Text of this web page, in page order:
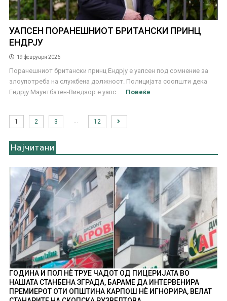
УАПСЕН ПОРАНЕШНИОТ БРИТАНСКИ ПРИНЦ
ЕНДРЈУ
19 февруари 2026
Поранешниот британски принц Ендрју е уапсен под сомнение за
злоупотреба на службена должност. Полицијата соопшти дека
Ендрју Маунтбатен-Виндзор е уапс ...
Повеќе
1 2 3 12
Најчитани
ГОДИНА И ПОЛ НÈ ТРУЕ ЧАДОТ ОД ПИЦЕРИЈАТА ВО
НАШАТА СТАНБЕНА ЗГРАДА, БАРАМЕ ДА ИНТЕРВЕНИРА
ПРЕМИЕРОТ ОТИ ОПШТИНА КАРПОШ НÈ ИГНОРИРА, ВЕЛАТ